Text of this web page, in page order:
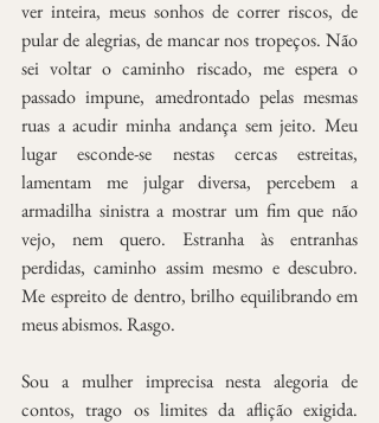
ver inteira, meus sonhos de correr riscos, de
pular de alegrias, de mancar nos tropeços. Não
sei voltar o caminho riscado, me espera o
passado impune, amedrontado pelas mesmas
ruas a acudir minha andança sem jeito. Meu
lugar esconde-se nestas cercas estreitas,
lamentam me julgar diversa, percebem a
armadilha sinistra a mostrar um fim que não
vejo, nem quero. Estranha às entranhas
perdidas, caminho assim mesmo e descubro.
Me espreito de dentro, brilho equilibrando em
meus abismos. Rasgo.
Sou a mulher imprecisa nesta alegoria de
contos, trago os limites da aflição exigida.